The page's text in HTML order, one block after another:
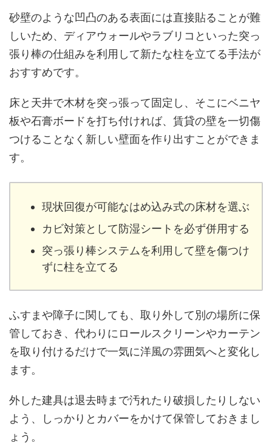
砂壁のような凹凸のある表面には直接貼ることが難
しいため、ディアウォールやラブリコといった突っ
張り棒の仕組みを利用して新たな柱を立てる手法が
おすすめです。
床と天井で木材を突っ張って固定し、そこにベニヤ
板や石膏ボードを打ち付ければ、賃貸の壁を一切傷
つけることなく新しい壁面を作り出すことができま
す。
現状回復が可能なはめ込み式の床材を選ぶ
カビ対策として防湿シートを必ず併用する
突っ張り棒システムを利用して壁を傷つけ
ずに柱を立てる
ふすまや障子に関しても、取り外して別の場所に保
管しておき、代わりにロールスクリーンやカーテン
を取り付けるだけで一気に洋風の雰囲気へと変化し
ます。
外した建具は退去時まで汚れたり破損したりしない
よう、しっかりとカバーをかけて保管しておきまし
ょう。